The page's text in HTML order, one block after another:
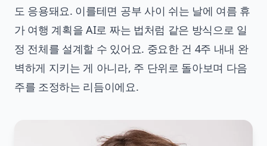
도 응용돼요. 이를테면 공부 사이 쉬는 날에 여름 휴
가 여행 계획을 AI로 짜는 법처럼 같은 방식으로 일
정 전체를 설계할 수 있어요. 중요한 건 4주 내내 완
벽하게 지키는 게 아니라, 주 단위로 돌아보며 다음
주를 조정하는 리듬이에요.